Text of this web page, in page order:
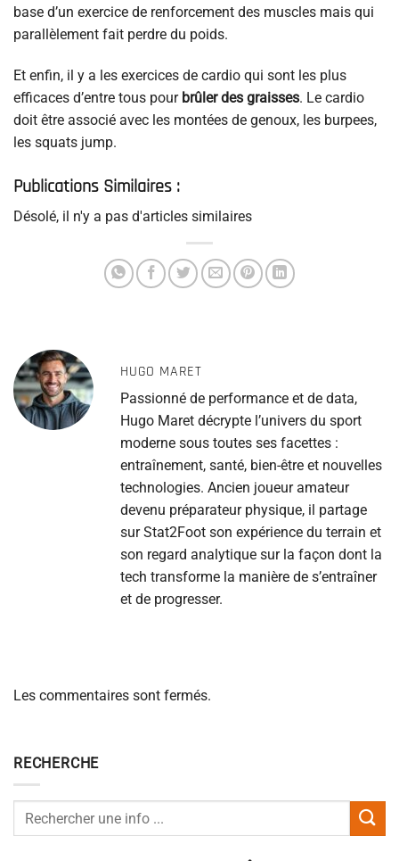
base d’un exercice de renforcement des muscles mais qui
parallèlement fait perdre du poids.
Et enfin, il y a les exercices de cardio qui sont les plus
efficaces d’entre tous pour brûler des graisses. Le cardio
doit être associé avec les montées de genoux, les burpees,
les squats jump.
Publications Similaires :
Désolé, il n'y a pas d'articles similaires
HUGO MARET
Passionné de performance et de data,
Hugo Maret décrypte l’univers du sport
moderne sous toutes ses facettes :
entraînement, santé, bien-être et nouvelles
technologies. Ancien joueur amateur
devenu préparateur physique, il partage
sur Stat2Foot son expérience du terrain et
son regard analytique sur la façon dont la
tech transforme la manière de s’entraîner
et de progresser.
Les commentaires sont fermés.
RECHERCHE